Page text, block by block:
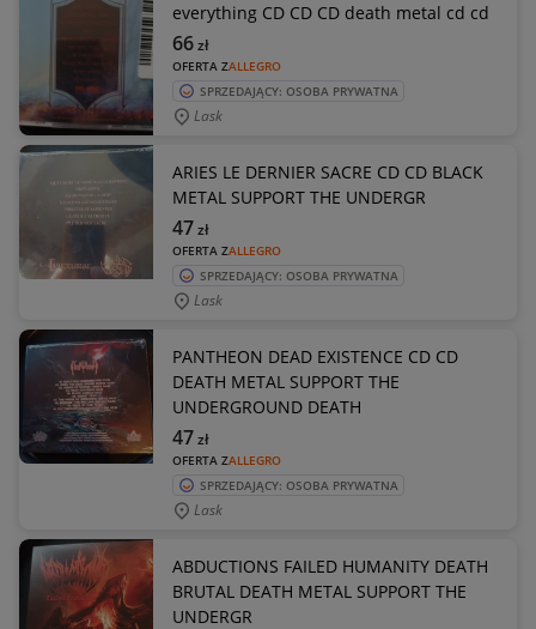
everything CD CD CD death metal cd cd
OFERTA ZALLEGRO
66zł
SPRZEDAJĄCY: OSOBA PRYWATNA
Lask
ARIES LE DERNIER SACRE CD CD BLACK
METAL SUPPORT THE UNDERGR
OFERTA ZALLEGRO
47zł
SPRZEDAJĄCY: OSOBA PRYWATNA
Lask
PANTHEON DEAD EXISTENCE CD CD
DEATH METAL SUPPORT THE
UNDERGROUND DEATH
OFERTA ZALLEGRO
47zł
SPRZEDAJĄCY: OSOBA PRYWATNA
Lask
ABDUCTIONS FAILED HUMANITY DEATH
BRUTAL DEATH METAL SUPPORT THE
UNDERGR